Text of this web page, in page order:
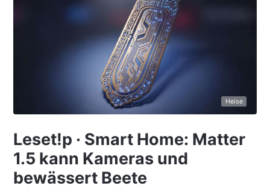
Heise
Leset!p · Smart Home: Matter
1.5 kann Kameras und
bewässert Beete